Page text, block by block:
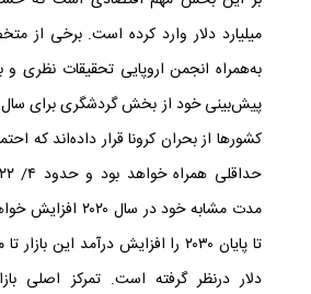
میلیارد دلار وارد کرده است. برخی از
کشورها از بحران کرونا قرار داده‌اند که
مدت مشابه خود در
دلار درنظر گرفته است. تمرکز اصلی